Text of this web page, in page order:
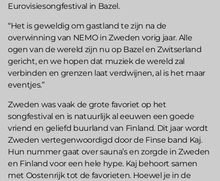
Eurovisiesongfestival in Bazel.
“Het is geweldig om gastland te zijn na de
overwinning van NEMO in Zweden vorig jaar. Alle
ogen van de wereld zijn nu op Bazel en Zwitserland
gericht, en we hopen dat muziek de wereld zal
verbinden en grenzen laat verdwijnen, al is het maar
eventjes.”
Zweden was vaak de grote favoriet op het
songfestival en is natuurlijk al eeuwen een goede
vriend en geliefd buurland van Finland. Dit jaar wordt
Zweden vertegenwoordigd door de Finse band Kaj.
Hun nummer gaat over sauna’s en zorgde in Zweden
en Finland voor een hele hype. Kaj behoort samen
met Oostenrijk tot de favorieten. Hoewel je in de